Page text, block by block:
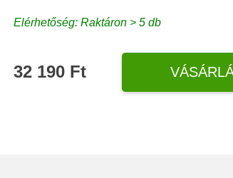
Elérhetőség: Raktáron > 5 db
32 190 Ft